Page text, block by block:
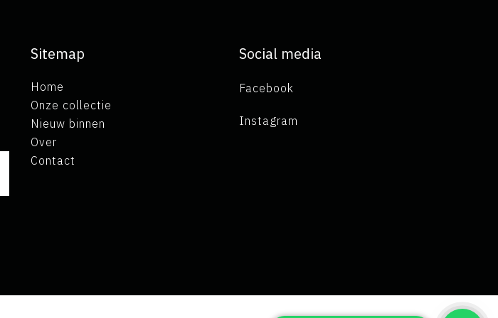
Sitemap
Home
Onze collectie
Nieuw binnen
Over
Contact
Social media
Facebook
Instagram